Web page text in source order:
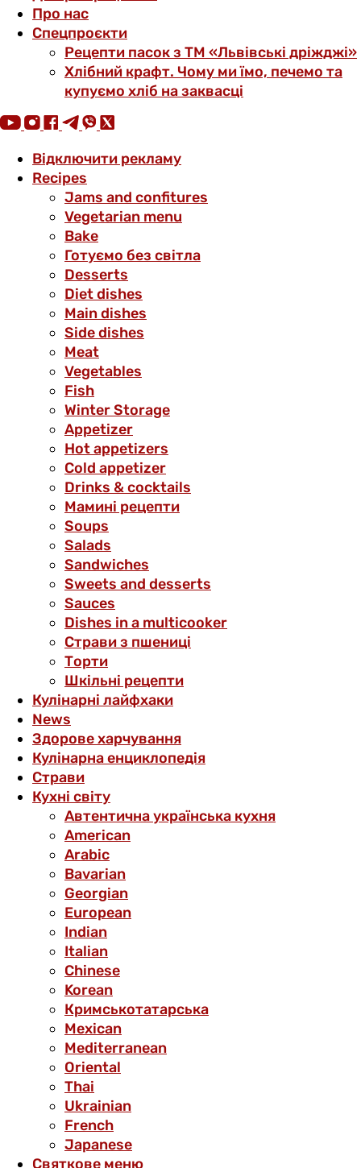
Про нас
Спецпроєкти
Рецепти пасок з ТМ «Львівські дріжджі»
Хлібний крафт. Чому ми їмо, печемо та
купуємо хліб на заквасці
Відключити рекламу
Recipes
Jams and confitures
Vegetarian menu
Bake
Готуємо без світла
Desserts
Diet dishes
Main dishes
Side dishes
Meat
Vegetables
Fish
Winter Storage
Аppetizer
Hot appetizers
Cold appetizer
Drinks & cocktails
Мамині рецепти
Soups
Salads
Sandwiches
Sweets and desserts
Sauces
Dishes in a multicooker
Страви з пшениці
Торти
Шкільні рецепти
Кулінарні лайфхаки
News
Здорове харчування
Кулінарна енциклопедія
Страви
Кухні світу
Автентична українська кухня
American
Arabic
Bavarian
Georgian
European
Indian
Italian
Chinese
Korean
Кримськотатарська
Mexican
Mediterranean
Oriental
Thai
Ukrainian
French
Japanese
Святкове меню